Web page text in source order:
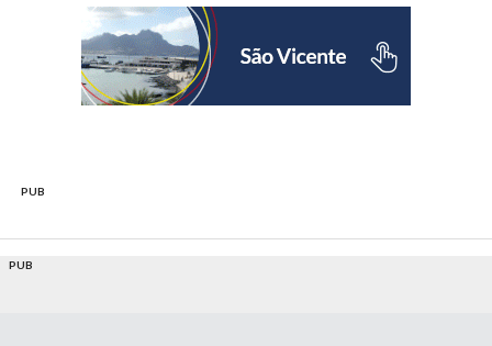
PUB
PUB